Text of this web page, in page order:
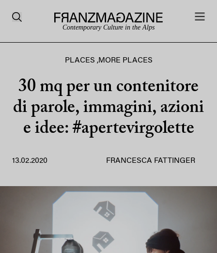
Contemporary Culture in the Alps
PLACES ,MORE PLACES
30 mq per un contenitore
di parole, immagini, azioni
e idee: #apertevirgolette
13.02.2020 FRANCESCA FATTINGER